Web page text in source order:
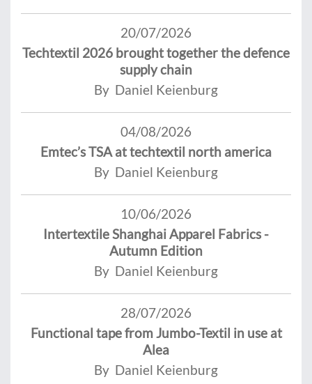
20/07/2026
Techtextil 2026 brought together the defence
supply chain
By Daniel Keienburg
04/08/2026
Emtec’s TSA at techtextil north america
By Daniel Keienburg
10/06/2026
Intertextile Shanghai Apparel Fabrics -
Autumn Edition
By Daniel Keienburg
28/07/2026
Functional tape from Jumbo-Textil in use at
Alea
By Daniel Keienburg